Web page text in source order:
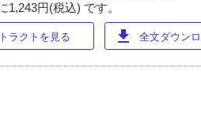
円(税込) です。
ラクトを見る download 全文ダウン